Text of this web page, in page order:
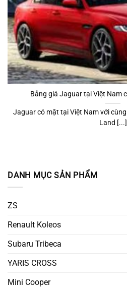
DANH MỤC SẢN PHẨM
ZS
Renault Koleos
Subaru Tribeca
YARIS CROSS
Mini Cooper
Bảng giá Jaguar tại Việt Nam
Jaguar có mặt tại Việt Nam với
Land [...]